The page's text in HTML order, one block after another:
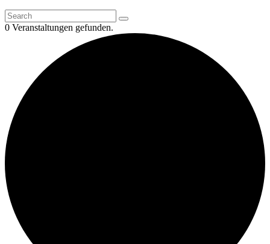
0 Veranstaltungen gefunden.